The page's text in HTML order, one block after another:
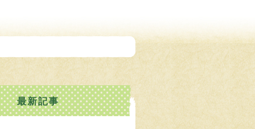
カ
ボ
ー
ド
に
つ
い